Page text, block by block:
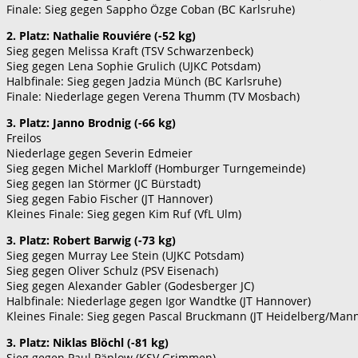
Finale: Sieg gegen Sappho Özge Coban (BC Karlsruhe)
2. Platz: Nathalie Rouviére (-52 kg)
Sieg gegen Melissa Kraft (TSV Schwarzenbeck)
Sieg gegen Lena Sophie Grulich (UJKC Potsdam)
Halbfinale: Sieg gegen Jadzia Münch (BC Karlsruhe)
Finale: Niederlage gegen Verena Thumm (TV Mosbach)
3. Platz: Janno Brodnig (-66 kg)
Freilos
Niederlage gegen Severin Edmeier
Sieg gegen Michel Markloff (Homburger Turngemeinde)
Sieg gegen Ian Störmer (JC Bürstadt)
Sieg gegen Fabio Fischer (JT Hannover)
Kleines Finale: Sieg gegen Kim Ruf (VfL Ulm)
3. Platz: Robert Barwig (-73 kg)
Sieg gegen Murray Lee Stein (UJKC Potsdam)
Sieg gegen Oliver Schulz (PSV Eisenach)
Sieg gegen Alexander Gabler (Godesberger JC)
Halbfinale: Niederlage gegen Igor Wandtke (JT Hannover)
Kleines Finale: Sieg gegen Pascal Bruckmann (JT Heidelberg/
3. Platz: Niklas Blöchl (-81 kg)